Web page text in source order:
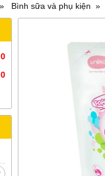
Bình sữa và phụ kiện
0
0